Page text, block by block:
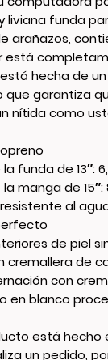
liviana funda
arañazos,
está
hecha de
que garantiza
nítida como
la funda de 13″:
la manga de
resistente al
de piel
cremallera de
con
en blanco
está
un pedido,